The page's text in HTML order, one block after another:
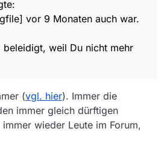
vor 9 Monaten auch war.
beleidigt, weil Du nicht mehr
(vgl. hier). Immer die
immer gleich dürftigen
wieder Leute im Forum,